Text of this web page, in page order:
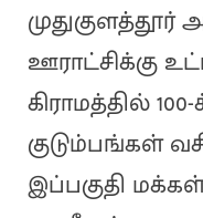
ஊராட்சிக்கு
கிராமத்தில்
குடும்பங்கள்
இப்பகுதி